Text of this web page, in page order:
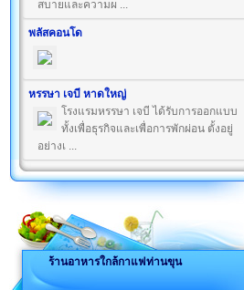
สบายและความผ ...
พลัสคอนโด
หรรษา เจบี หาดใหญ่
โรงแรมหรรษา เจบี ได้รับการออกแบบ
ทั้งเพื่อธุรกิจและเพื่อการพักผ่อน ตั้งอยู่
อย่างเ ...
ร้านอาหารใกล้กาแฟท่านขุน